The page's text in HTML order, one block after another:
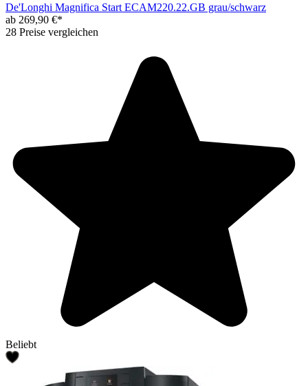
De'Longhi Magnifica Start ECAM220.22.GB grau/schwarz
ab 269,90 €*
28 Preise vergleichen
Beliebt